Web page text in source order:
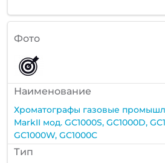
Фото
Наименование
Хроматографы газовые
MarkII мод. GC1000S, GC1000D,
GC1000W, GC1000C
Тип